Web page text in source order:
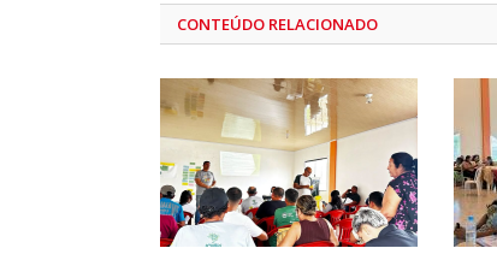
CONTEÚDO RELACIONADO